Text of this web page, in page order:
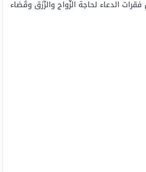
الدعاء لحاجة الزّواج والرِّزق وقَضاء